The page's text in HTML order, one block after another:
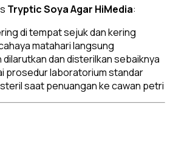
Tryptic Soya Agar HiMedia:
di tempat sejuk dan kering
matahari langsung
dilarutkan dan disterilkan sebaiknya
prosedur laboratorium standar
saat penuangan ke cawan petri